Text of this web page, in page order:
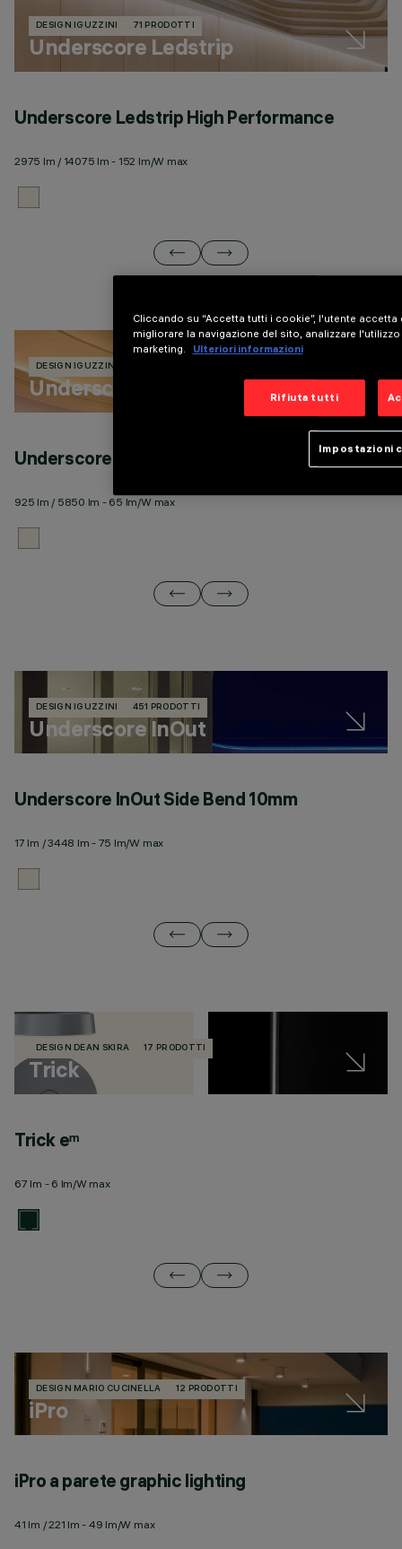
DESIGN IGUZZINI 71 PRODOTTI
Underscore Ledstrip
Underscore Ledstrip High Performance
2975 lm / 14075 lm - 152 lm/W max
DESIGN IGUZZINI
Underscore
Underscore18 Incasso
925 lm / 5850 lm - 65 lm/W max
DESIGN IGUZZINI 451 PRODOTTI
Underscore InOut
Underscore InOut Side Bend 10mm
17 lm / 3448 lm - 75 lm/W max
DESIGN DEAN SKIRA 17 PRODOTTI
Trick
Trick eᵐ
67 lm - 6 lm/W max
DESIGN MARIO CUCINELLA 12 PRODOTTI
iPro
iPro a parete graphic lighting
41 lm / 221 lm - 49 lm/W max
Cliccando su “Accetta tutti i cookie”, l'utente
migliorare la navigazione del sito, analizzare
marketing.
Ulteriori informazioni
Rifiuta tutti
Impostazioni